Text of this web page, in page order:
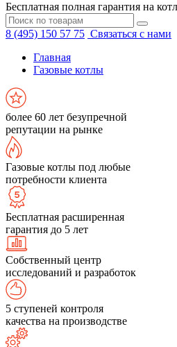
Бесплатная полная гарантия на
8 (495) 150 57 75 Связаться с нами
Главная
Газовые котлы
более 60 лет безупречной
репутации на рынке
Газовые котлы под любые
потребности клиента
Бесплатная расширенная
гарантия до 5 лет
Собственный центр
исследований и разработок
5 ступеней контроля
качества на производстве